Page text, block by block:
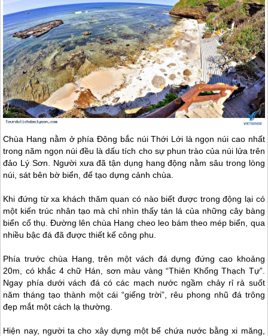
Chùa Hang nằm ở phía Đông bắc núi Thới Lới là ngọn núi cao nhất
trong năm ngọn núi đều là dấu tích cho sự phun trào của núi lửa trên
đảo Lý Sơn . Người xưa đã tận dụng hang động nằm sâu trong lòng
núi, sát bên bờ biển, để tạo dựng cảnh chùa.
Khi đứng từ xa khách thăm quan có nào biết được trong động lại có
một kiến trúc nhân tạo mà chỉ nhìn thấy tán lá của những cây bàng
biển cổ thụ. Đường lên chùa Hang cheo leo bám theo mép biển, qua
nhiều bậc đá đã được thiết kế công phu.
Phía trước chùa Hang, trên một vách đá dựng đứng cao khoảng
20m, có khắc 4 chữ Hán, sơn màu vàng “Thiên Khổng Thạch Tự”.
Ngay phía dưới vách đá có các mạch nước ngầm chảy rỉ rả suốt
năm tháng tạo thành một cái “giếng trời”, rêu phong nhũ đá trông
đẹp mắt một cách lạ thường.
Hiện nay, người ta cho xây dựng một bể chứa nước bằng xi măng,